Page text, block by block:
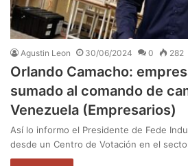
Agustin Leon 30/06/2024 0 282
Orlando Camacho:
sumado al comando de
Venezuela (Empresarios)
Así lo informo el Presidente de Fede
desde un Centro de Votación en el